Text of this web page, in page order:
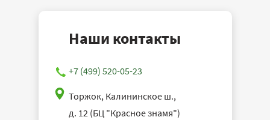
Наши контакты
+7 (499) 520-05-23
Торжок, Калининское ш.,
д. 12 (БЦ "Красное знамя")